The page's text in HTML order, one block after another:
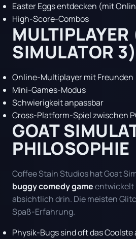
Easter Eggs entdecken (mit
High-Score-Combos
MULTIPLAYER
SIMULATOR 3)
Online-Multiplayer mit Freunden
Mini-Games-Modus
Schwierigkeit anpassbar
Cross-Platform-Spiel zwischen
GOAT
PHILOSOPHIE
Coffee Stain Studios hat Goat
buggy comedy gameentwickelt
absichtlich drin. Die meisten
Spaß-Erfahrung.
Physik-Bugs sind oft das Coolste